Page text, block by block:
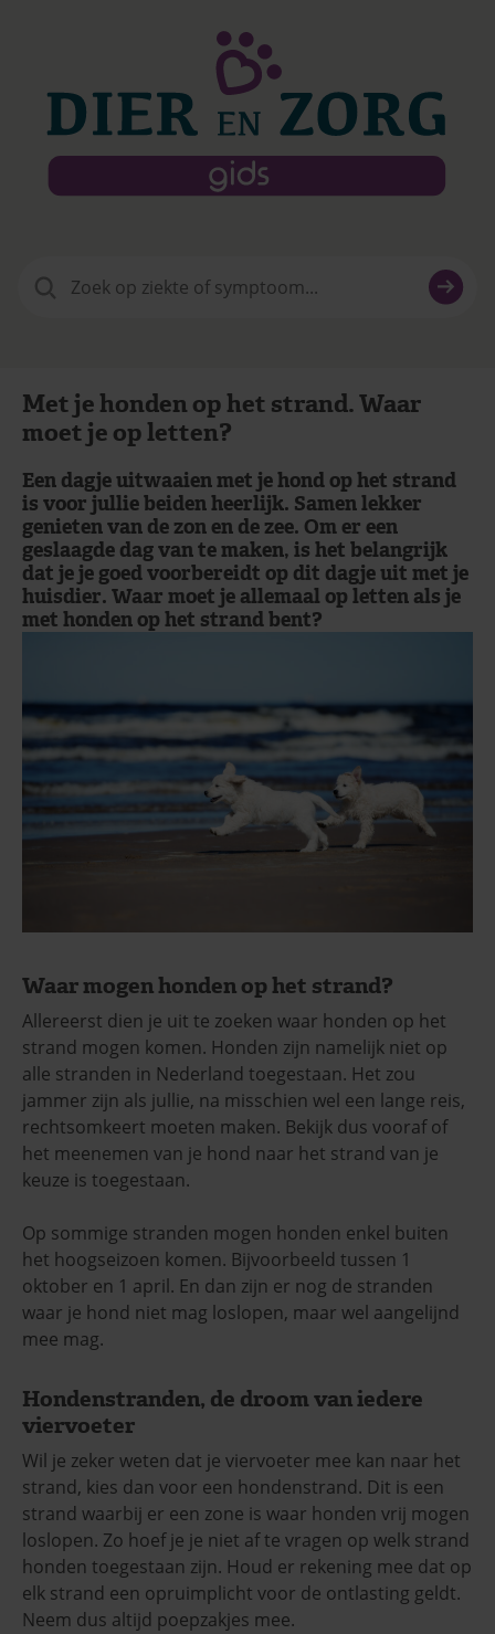
naar:
Met je honden op het strand. Waar
moet je op letten?
Een dagje uitwaaien met je hond op het strand
is voor jullie beiden heerlijk. Samen lekker
genieten van de zon en de zee. Om er een
geslaagde dag van te maken, is het belangrijk
dat je je goed voorbereidt op dit dagje uit met je
huisdier. Waar moet je allemaal op letten als je
met honden op het strand bent?
Waar mogen honden op het strand?
Allereerst dien je uit te zoeken waar honden op het
strand mogen komen. Honden zijn namelijk niet op
alle stranden in Nederland toegestaan. Het zou
jammer zijn als jullie, na misschien wel een lange reis,
rechtsomkeert moeten maken. Bekijk dus vooraf of
het meenemen van je hond naar het strand van je
keuze is toegestaan.
Op sommige stranden mogen honden enkel buiten
het hoogseizoen komen. Bijvoorbeeld tussen 1
oktober en 1 april. En dan zijn er nog de stranden
waar je hond niet mag loslopen, maar wel aangelijnd
mee mag.
Hondenstranden, de droom van iedere
viervoeter
Wil je zeker weten dat je viervoeter mee kan naar het
strand, kies dan voor een hondenstrand. Dit is een
strand waarbij er een zone is waar honden vrij mogen
loslopen. Zo hoef je je niet af te vragen op welk strand
honden toegestaan zijn. Houd er rekening mee dat op
elk strand een opruimplicht voor de ontlasting geldt.
Neem dus altijd poepzakjes mee.